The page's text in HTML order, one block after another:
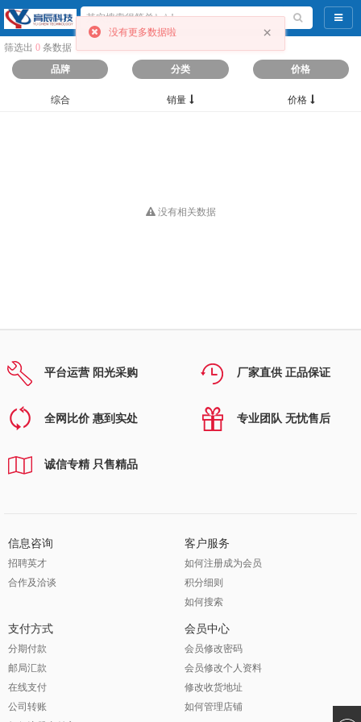
导航
筛选出 0 条数据
品牌
分类 价格
综合 销量 价格
没有相关数据
平台运营 阳光采购 厂家直供 正品保证
全网比价 惠到实处 专业团队 无忧售后
诚信专精 只售精品
信息咨询
招聘英才
合作及洽谈
客户服务
如何注册成为会员
积分细则
如何搜索
支付方式
分期付款
邮局汇款
在线支付
公司转账
会员中心
会员修改密码
会员修改个人资料
修改收货地址
如何管理店铺
×
没有更多数据啦